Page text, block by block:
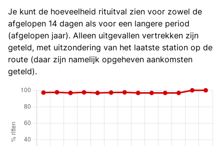
Je kunt de hoeveelheid rituitval zien voor zowel de
afgelopen 14 dagen als voor een langere period
(afgelopen jaar). Alleen uitgevallen vertrekken zijn
geteld, met uitzondering van het laatste station op de
route (daar zijn namelijk opgeheven aankomsten
geteld).